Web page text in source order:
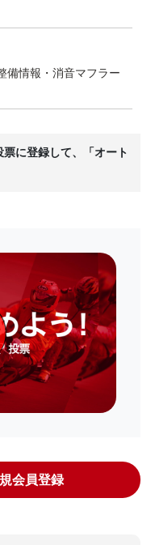
備情報・消音マフラー
に登録して、「オート
会員登録